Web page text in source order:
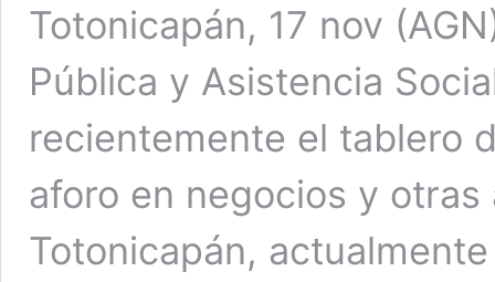
Totonicapán, 17 nov
Pública y Asistencia
recientemente el tablero
aforo en negocios y
Totonicapán,